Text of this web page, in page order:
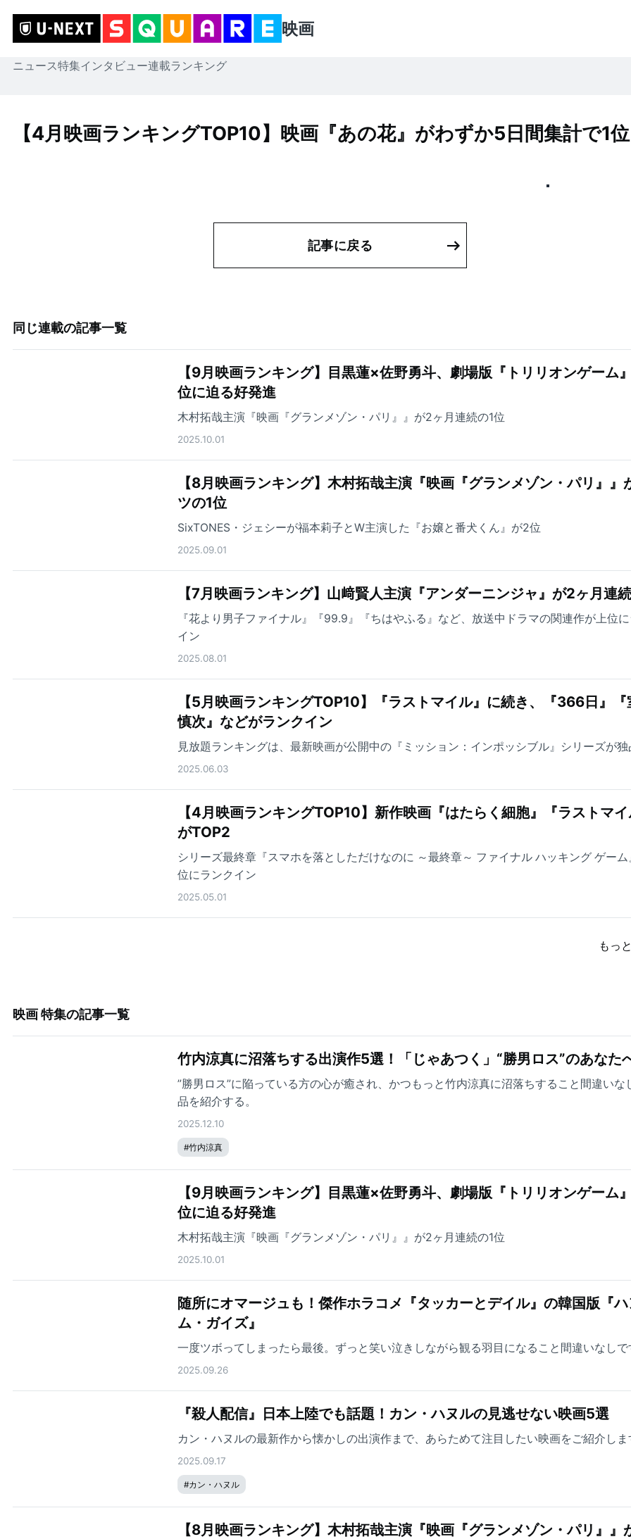
映画
ニュース特集インタビュー連載ランキング
【4月映画ランキングTOP10】映画『あの花』がわずか5日間集計で1位
記事に戻る
同じ連載の記事一覧
【9月映画ランキング】目黒蓮×佐野勇斗、劇場版『トリリオンゲーム
位に迫る好発進
木村拓哉主演『映画『グランメゾン・パリ』』が2ヶ月連続の1位
2025.10.01
【8月映画ランキング】木村拓哉主演『映画『グランメゾン・パリ』』
ツの1位
SixTONES・ジェシーが福本莉子とW主演した『お嬢と番犬くん』が2位
2025.09.01
【7月映画ランキング】山﨑賢人主演『アンダーニンジャ』が2ヶ月連
『花より男子ファイナル』『99.9』『ちはやふる』など、放送中ドラマの関連作が上位に
イン
2025.08.01
【5月映画ランキングTOP10】『ラストマイル』に続き、『366日』『
慎次』などがランクイン
見放題ランキングは、最新映画が公開中の『ミッション：インポッシブル』シリーズが独
2025.06.03
【4月映画ランキングTOP10】新作映画『はたらく細胞』『ラストマイ
がTOP2
シリーズ最終章『スマホを落としただけなのに ～最終章～ ファイナル ハッキング ゲー
位にランクイン
2025.05.01
もっ
映画 特集の記事一覧
竹内涼真に沼落ちする出演作5選！「じゃあつく」“勝男ロス”のあなた
”勝男ロス”に陥っている方の心が癒され、かつもっと竹内涼真に沼落ちすること間違いな
品を紹介する。
2025.12.10
#竹内涼真
【9月映画ランキング】目黒蓮×佐野勇斗、劇場版『トリリオンゲーム
位に迫る好発進
木村拓哉主演『映画『グランメゾン・パリ』』が2ヶ月連続の1位
2025.10.01
随所にオマージュも！傑作ホラコメ『タッカーとデイル』の韓国版『
ム・ガイズ』
一度ツボってしまったら最後。ずっと笑い泣きしながら観る羽目になること間違いなしで
2025.09.26
『殺人配信』日本上陸でも話題！カン・ハヌルの見逃せない映画5選
カン・ハヌルの最新作から懐かしの出演作まで、あらためて注目したい映画をご紹介しま
2025.09.17
#カン・ハヌル
【8月映画ランキング】木村拓哉主演『映画『グランメゾン・パリ』』